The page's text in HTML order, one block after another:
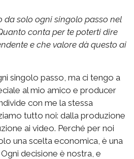
da solo ogni singolo passo nel
conta per te poterti dire
e che valore dà questo ai
singolo passo, ma ci tengo a
al mio amico e producer
con me la stessa
tutto noi: dalla produzione
ai video. Perché per noi
una scelta economica, è una
decisione è nostra, e